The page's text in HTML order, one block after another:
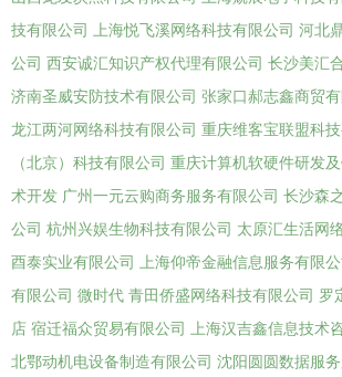
技有限公司
上海悦飞溪网络科技有限公司 河北
公司 西安诚汇知识产权代理有限公司 长沙美汇
济南圣威安防技术有限公司 张家口郝志鑫商贸有
龙江两河网络科技有限公司 重庆维客宝联盟科
（北京）科技有限公司 重庆计算机软硬件研发
术开发 广州一元云购商务服务有限公司 长沙森
公司 杭州兴娱生物科技有限公司 太原汇生活网
酉泰实业有限公司
上海仰帝金融信息服务有限公
有限公司 微时代 青田侨盛网络科技有限公司 罗
店 宿迁福众贸易有限公司 上海汉吉鑫信息技术
北鄂动机电设备制造有限公司 沈阳圆圆数据服